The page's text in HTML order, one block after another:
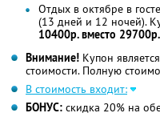
Отдых в октябре в
(13 дней и 12 ночей).
10400р. вместо 29700р.
Внимание! Купон
стоимости. Полную
В стоимость входит:
БОНУС: скидка 20% на